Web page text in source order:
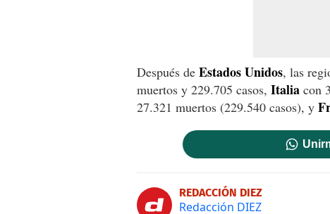
Después de Estados Unidos, las
muertos y 229.705 casos, Italia con
27.321 muertos (229.540 casos), y
REDACCIÓN DIEZ
Redacción DIEZ